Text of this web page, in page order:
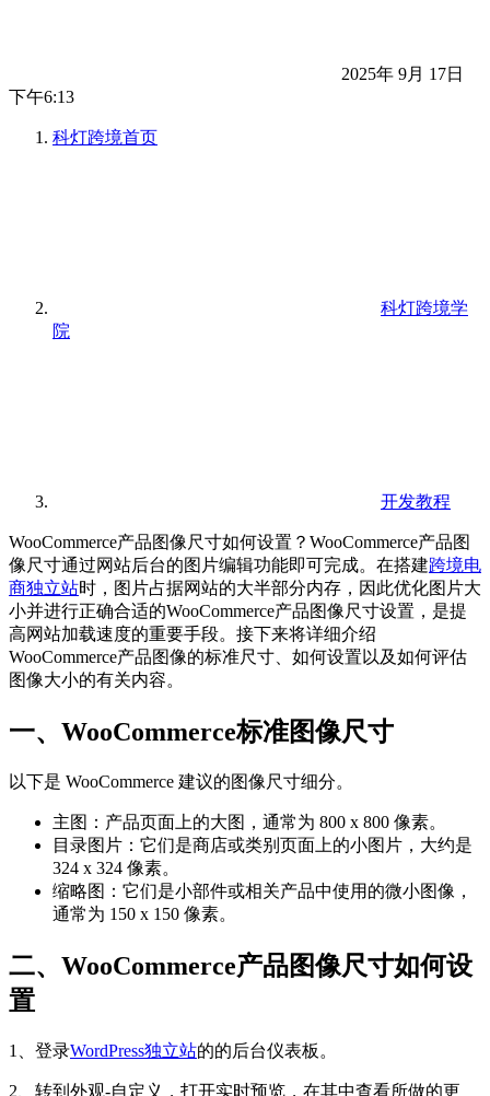
2025年 9月 17日
下午6:13
科灯跨境首页
科灯跨境学
院
开发教程
WooCommerce产品图像尺寸如何设置？WooCommerce产品图
像尺寸通过网站后台的图片编辑功能即可完成。在搭建跨境电
商独立站时，图片占据网站的大半部分内存，因此优化图片大
小并进行正确合适的WooCommerce产品图像尺寸设置，是提
高网站加载速度的重要手段。接下来将详细介绍
WooCommerce产品图像的标准尺寸、如何设置以及如何评估
图像大小的有关内容。
一、WooCommerce标准图像尺寸
以下是 WooCommerce 建议的图像尺寸细分。
主图：产品页面上的大图，通常为 800 x 800 像素。
目录图片：它们是商店或类别页面上的小图片，大约是
324 x 324 像素。
缩略图：它们是小部件或相关产品中使用的微小图像，
通常为 150 x 150 像素。
二、WooCommerce产品图像尺寸如何设
置
1、登录WordPress独立站的的后台仪表板。
2、转到外观-自定义，打开实时预览，在其中查看所做的更